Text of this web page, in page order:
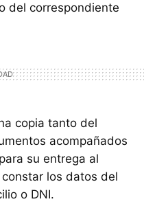
del correspondiente
copia tanto del
acompañados
su entrega al
los datos del
o DNI.